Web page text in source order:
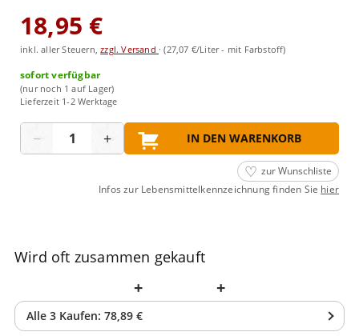
18,95 €
inkl. aller Steuern,zzgl. Versand ·(27,07 €/Liter - mit Farbstoff)
sofort verfügbar
(nur noch 1 auf Lager)
Lieferzeit 1-2 Werktage
− + IN DEN WARENKORB
zur Wunschliste
Infos zur Lebensmittelkennzeichnung finden Sie hier
Wird oft zusammen gekauft
+ +
Alle 3 Kaufen: 78,89 €